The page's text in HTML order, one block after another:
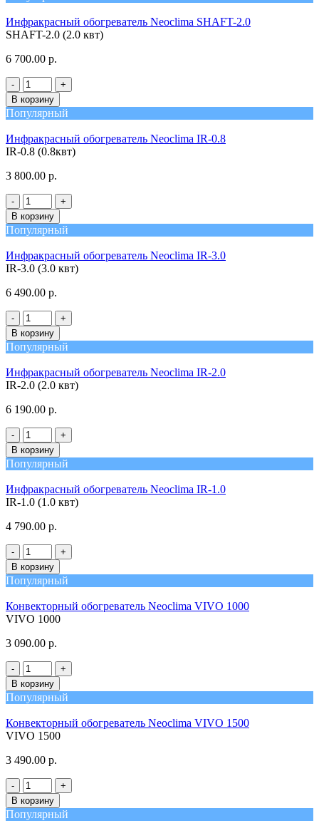
Инфракрасный обогреватель Neoclima SHAFT-2.0
SHAFT-2.0 (2.0 квт)
6 700.00 р.
-
+
В корзину
Популярный
Инфракрасный обогреватель Neoclima IR-0.8
IR-0.8 (0.8квт)
3 800.00 р.
-
+
В корзину
Популярный
Инфракрасный обогреватель Neoclima IR-3.0
IR-3.0 (3.0 квт)
6 490.00 р.
-
+
В корзину
Популярный
Инфракрасный обогреватель Neoclima IR-2.0
IR-2.0 (2.0 квт)
6 190.00 р.
-
+
В корзину
Популярный
Инфракрасный обогреватель Neoclima IR-1.0
IR-1.0 (1.0 квт)
4 790.00 р.
-
+
В корзину
Популярный
Конвекторный обогреватель Neoclima VIVO 1000
VIVO 1000
3 090.00 р.
-
+
В корзину
Популярный
Конвекторный обогреватель Neoclima VIVO 1500
VIVO 1500
3 490.00 р.
-
+
В корзину
Популярный